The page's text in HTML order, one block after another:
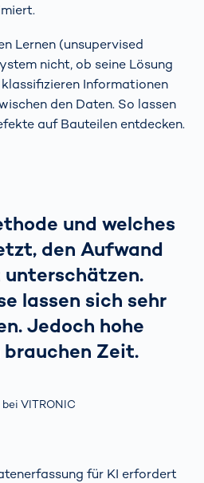
Lernen (unsupervised
nicht, ob seine Lösung
Informationen
den Daten. So lassen
auf Bauteilen entdecken.
und welches
den Aufwand
lassen sich sehr
Jedoch hohe
Zeit.
VITRONIC
für KI erfordert